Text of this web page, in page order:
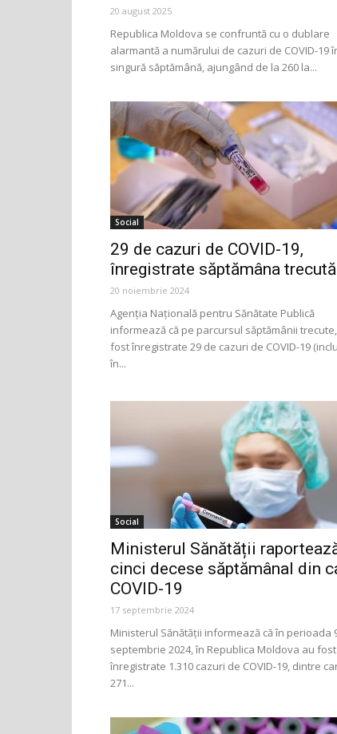
20 august 2025
Republica Moldova se confruntă cu o dublare
alarmantă a numărului de cazuri de COVID-19
singură săptămână, ajungând de la 260 la...
Social
29 de cazuri de COVID-19,
înregistrate săptămâna trecută
20 noiembrie 2024
Agenția Națională pentru Sănătate Publică
informează că pe parcursul săptămânii
fost înregistrate 29 de cazuri de COVID-19
în...
Social
Ministerul Sănătății
cinci decese săptămânal din
COVID-19
17 septembrie 2024
Ministerul Sănătății informează că în perioada
septembrie 2024, în Republica Moldova au fost
înregistrate 1.310 cazuri de COVID-19, dintre
271...